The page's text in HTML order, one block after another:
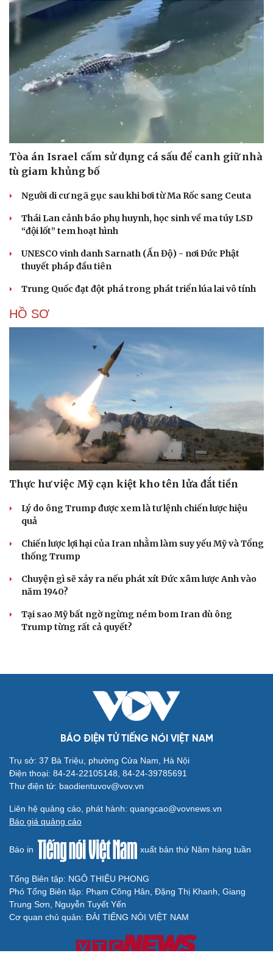
Cải chính
Tòa án Israel cấm sử dụng cá sấu để canh giữ nhà
tù giam khủng bố
Người di cư ngã gục sau khi bơi từ Ma Rốc sang Ceuta
Thái Lan cảnh báo phụ huynh, học sinh về ma túy LSD
“đội lốt” tem hoạt hình
UNESCO vinh danh Sarnath (Ấn Độ) - nơi Đức Phật
thuyết pháp đầu tiên
Trung Quốc đạt đột phá trong phát triển lúa lai vô tính
HỒ SƠ
Thực hư việc Mỹ cạn kiệt kho tên lửa đắt tiền
Lý do ông Trump được xem là tư lệnh chiến lược hiệu
quả
Chiến lược lợi hại của Iran nhằm làm suy yếu Mỹ và Tổng
thống Trump
Chuyện gì sẽ xảy ra nếu phát xít Đức xâm lược Anh vào
năm 1940?
Tại sao Mỹ bất ngờ ngừng ném bom Iran dù ông
Trump từng rất cả quyết?
BÁO ĐIỆN TỬ TIẾNG NÓI VIỆT NAM
Trụ sở: 37 Bà Triệu, phường Cửa Nam, Hà Nội
Điện thoại: 84-24-22105148, 84-24-39785691
Thư điện tử: baodientuvov@vov.vn
Liên hệ quảng cáo, phát hành: quangcao@vovnews.vn
Báo giá quảng cáo
Báo in xuất bản thứ Năm hàng tuần
Tổng Biên tập: NGÔ THIỆU PHONG
Phó Tổng Biên tập: Phạm Công Hân, Đặng Thị Khanh, Giang
Trung Sơn, Nguyễn Tuyết Yến
Cơ quan chủ quản: ĐÀI TIẾNG NÓI VIỆT NAM